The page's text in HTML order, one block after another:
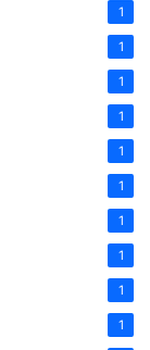
1
1
1
1
1
1
1
1
1
1